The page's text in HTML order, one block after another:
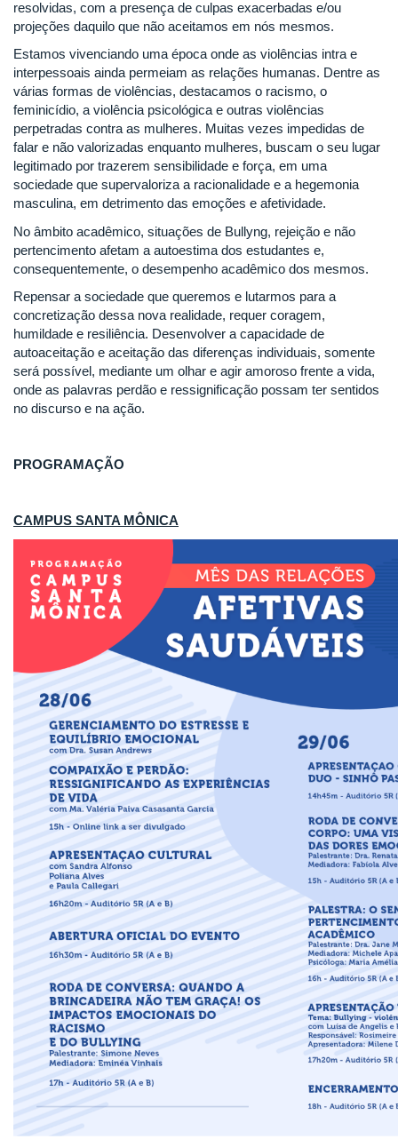
resolvidas, com a presença de culpas exacerbadas e/ou
projeções daquilo que não aceitamos em nós mesmos.
Estamos vivenciando uma época onde as violências intra e
interpessoais ainda permeiam as relações humanas. Dentre as
várias formas de violências, destacamos o racismo, o
feminicídio, a violência psicológica e outras violências
perpetradas contra as mulheres. Muitas vezes impedidas de
falar e não valorizadas enquanto mulheres, buscam o seu lugar
legitimado por trazerem sensibilidade e força, em uma
sociedade que supervaloriza a racionalidade e a hegemonia
masculina, em detrimento das emoções e afetividade.
No âmbito acadêmico, situações de Bullyng, rejeição e não
pertencimento afetam a autoestima dos estudantes e,
consequentemente, o desempenho acadêmico dos mesmos.
Repensar a sociedade que queremos e lutarmos para a
concretização dessa nova realidade, requer coragem,
humildade e resiliência. Desenvolver a capacidade de
autoaceitação e aceitação das diferenças individuais, somente
será possível, mediante um olhar e agir amoroso frente a vida,
onde as palavras perdão e ressignificação possam ter sentidos
no discurso e na ação.
PROGRAMAÇÃO
CAMPUS SANTA MÔNICA